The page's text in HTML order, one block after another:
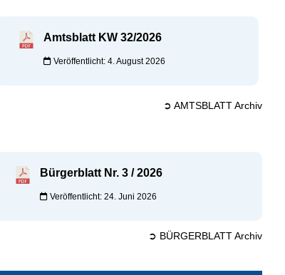
Amtsblatt KW 32/2026
Veröffentlicht: 4. August 2026
➲ AMTSBLATT Archiv
Bürgerblatt Nr. 3 / 2026
Veröffentlicht: 24. Juni 2026
➲ BÜRGERBLATT Archiv